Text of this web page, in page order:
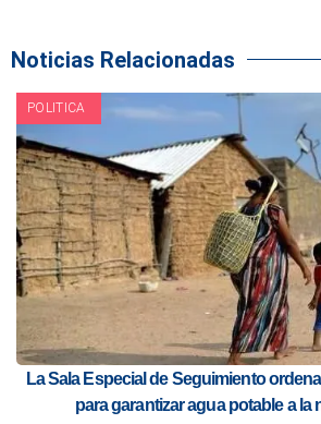
Noticias Relacionadas
POLITICA
La Sala Especial de Seguimiento
para garantizar agua potable a la